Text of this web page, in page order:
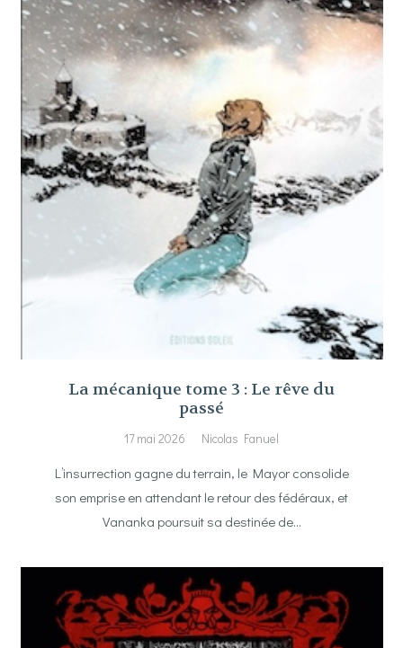
La mécanique tome 3 : Le rêve du
passé
17 mai 2026 Nicolas Fanuel
L’insurrection gagne du terrain, le Mayor consolide
son emprise en attendant le retour des fédéraux, et
Vananka poursuit sa destinée de…